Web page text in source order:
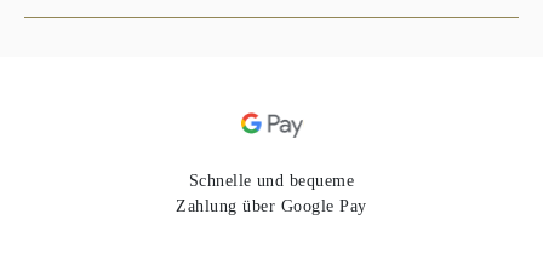
Schnelle und bequeme
Zahlung über Google Pay